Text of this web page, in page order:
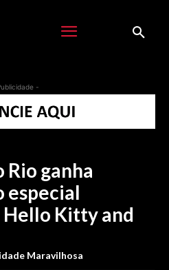
-
Rio ganha
especial
Kitty and
Maravilhosa